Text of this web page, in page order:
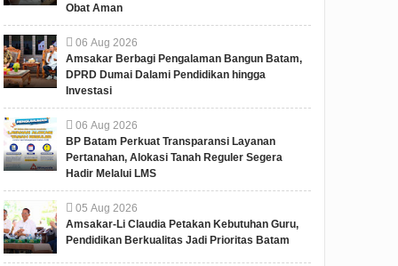
Obat Aman
06 Aug 2026
Amsakar Berbagi Pengalaman Bangun Batam,
DPRD Dumai Dalami Pendidikan hingga
Investasi
06 Aug 2026
BP Batam Perkuat Transparansi Layanan
Pertanahan, Alokasi Tanah Reguler Segera
Hadir Melalui LMS
05 Aug 2026
Amsakar-Li Claudia Petakan Kebutuhan Guru,
Pendidikan Berkualitas Jadi Prioritas Batam